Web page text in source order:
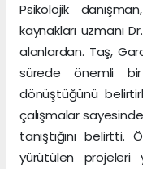
Psikolojik
kaynakları uzmanı
alanlardan. Taş,
sürede önemli
dönüştüğünü
çalışmalar
tanıştığını belirtti.
yürütülen projeleri